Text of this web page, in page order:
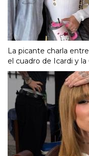
La picante charla
el cuadro de Icardi y la